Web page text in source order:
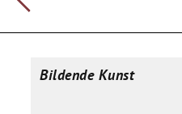
Bildende Kunst